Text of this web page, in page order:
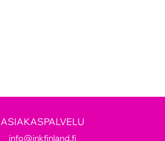
ASIAKASPALVELU
info@inkfinland.fi